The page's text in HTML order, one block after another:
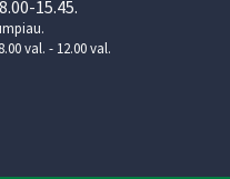
15.45.
val. - 12.00 val.